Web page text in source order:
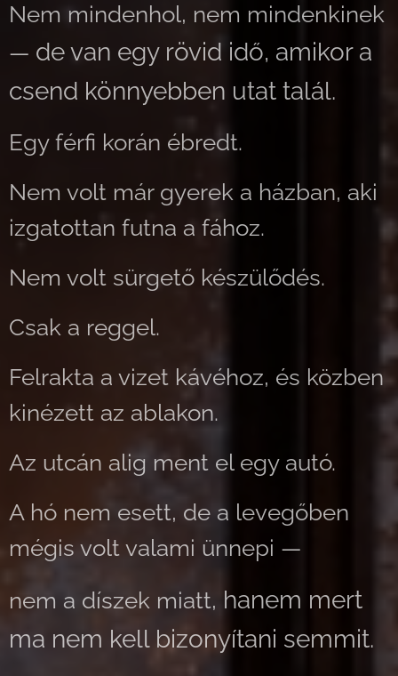
Nem mindenhol, nem mindenkinek
— de van egy rövid idő, amikor a
csend könnyebben utat talál.
Egy férfi korán ébredt.
Nem volt már gyerek a házban, aki
izgatottan futna a fához.
Nem volt sürgető készülődés.
Csak a reggel.
Felrakta a vizet kávéhoz, és közben
kinézett az ablakon.
Az utcán alig ment el egy autó.
A hó nem esett, de a levegőben
mégis volt valami ünnepi —
nem a díszek miatt, hanem mert
ma nem kell bizonyítani semmit.